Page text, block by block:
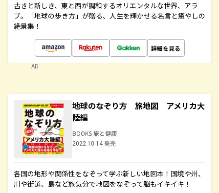
古きと新しき、東と西が調和するオリエンタルな世界、アラ
ブ。「地球の歩き方」が贈る、人生を輝かせる名言と癒やしの
絶景集！
詳細を見る
AD
地球のなぞり方 旅地図 アメリカ大
陸編
BOOKS 旅と健康
2022.10.14 発売
各国の地形や関係性をなぞって学ぶ新しい地図本！国境や州、
川や街道、島など旅気分で地図をなぞって脳もイキイキ！